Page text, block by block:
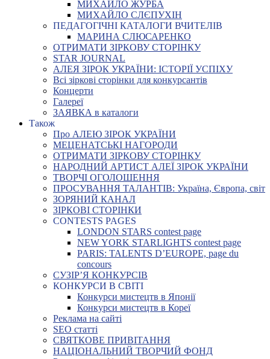
МИХАЙЛО ЖУРБА
МИХАЙЛО СЛЄПУХІН
ПЕДАГОГІЧНІ КАТАЛОГИ ВЧИТЕЛІВ
МАРИНА СЛЮСАРЕНКО
ОТРИМАТИ ЗІРКОВУ СТОРІНКУ
STAR JOURNAL
АЛЕЯ ЗІРОК УКРАЇНИ: ІСТОРІЇ УСПІХУ
Всі зіркові сторінки для конкурсантів
Концерти
Галереї
ЗАЯВКА в каталоги
Також
Про АЛЕЮ ЗІРОК УКРАЇНИ
МЕЦЕНАТСЬКІ НАГОРОДИ
ОТРИМАТИ ЗІРКОВУ СТОРІНКУ
НАРОДНИЙ АРТИСТ АЛЕЇ ЗІРОК УКРАЇНИ
ТВОРЧІ ОГОЛОШЕННЯ
ПРОСУВАННЯ ТАЛАНТІВ: Україна, Європа, світ
ЗОРЯНИЙ КАНАЛ
ЗІРКОВІ СТОРІНКИ
CONTESTS PAGES
LONDON STARS contest page
NEW YORK STARLIGHTS contest page
PARIS: TALENTS D’EUROPE, page du
concours
СУЗІР’Я КОНКУРСІВ
КОНКУРСИ В СВІТІ
Конкурси мистецтв в Японії
Конкурси мистецтв в Кореї
Реклама на сайті
SEO статті
СВЯТКОВЕ ПРИВІТАННЯ
НАЦІОНАЛЬНИЙ ТВОРЧИЙ ФОНД